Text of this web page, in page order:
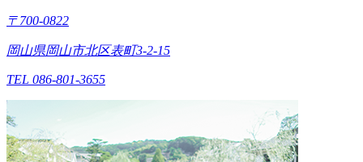
〒700-0822
岡山県岡山市北区表町3-2-15
TEL 086-801-3655